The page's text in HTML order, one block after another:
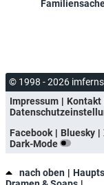
© 1998 - 2026
Impressum
Kontakt
Facebook
Bluesky
Dark-Mode
nach oben